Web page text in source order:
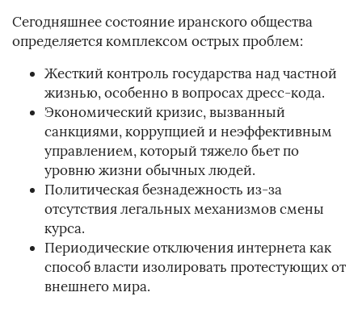
Сегодняшнее состояние иранского общества
определяется комплексом острых проблем:
Жесткий контроль государства над частной
жизнью, особенно в вопросах дресс-кода.
Экономический кризис, вызванный
санкциями, коррупцией и неэффективным
управлением, который тяжело бьет по
уровню жизни обычных людей.
Политическая безнадежность из-за
отсутствия легальных механизмов смены
курса.
Периодические отключения интернета как
способ власти изолировать протестующих от
внешнего мира.